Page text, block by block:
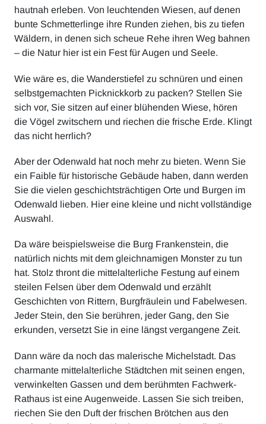
hautnah erleben. Von leuchtenden Wiesen, auf denen
bunte Schmetterlinge ihre Runden ziehen, bis zu tiefen
Wäldern, in denen sich scheue Rehe ihren Weg bahnen
– die Natur hier ist ein Fest für Augen und Seele.
Wie wäre es, die Wanderstiefel zu schnüren und einen
selbstgemachten Picknickkorb zu packen? Stellen Sie
sich vor, Sie sitzen auf einer blühenden Wiese, hören
die Vögel zwitschern und riechen die frische Erde. Klingt
das nicht herrlich?
Aber der Odenwald hat noch mehr zu bieten. Wenn Sie
ein Faible für historische Gebäude haben, dann werden
Sie die vielen geschichtsträchtigen Orte und Burgen im
Odenwald lieben. Hier eine kleine und nicht vollständige
Auswahl.
Da wäre beispielsweise die Burg Frankenstein, die
natürlich nichts mit dem gleichnamigen Monster zu tun
hat. Stolz thront die mittelalterliche Festung auf einem
steilen Felsen über dem Odenwald und erzählt
Geschichten von Rittern, Burgfräulein und Fabelwesen.
Jeder Stein, den Sie berühren, jeder Gang, den Sie
erkunden, versetzt Sie in eine längst vergangene Zeit.
Dann wäre da noch das malerische Michelstadt. Das
charmante mittelalterliche Städtchen mit seinen engen,
verwinkelten Gassen und dem berühmten Fachwerk-
Rathaus ist eine Augenweide. Lassen Sie sich treiben,
riechen Sie den Duft der frischen Brötchen aus den